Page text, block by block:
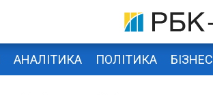
АНАЛІТИКА ПОЛІТИКА БІЗНЕС